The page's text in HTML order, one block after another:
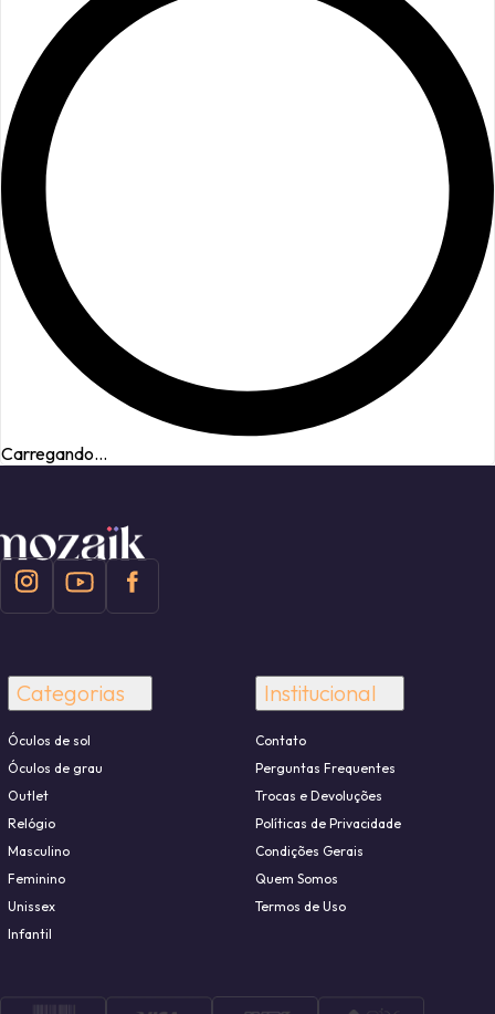
Carregando...
Categorias
Óculos de sol
Óculos de grau
Outlet
Relógio
Masculino
Feminino
Unissex
Infantil
Institucional
Contato
Perguntas Frequentes
Trocas e Devoluções
Políticas de Privacidade
Condições Gerais
Quem Somos
Termos de Uso